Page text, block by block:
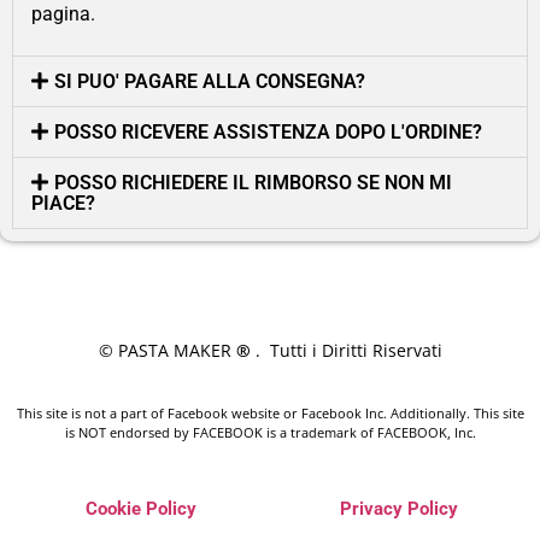
pagina.
SI PUO' PAGARE ALLA CONSEGNA?
POSSO RICEVERE ASSISTENZA DOPO L'ORDINE?
POSSO RICHIEDERE IL RIMBORSO SE NON MI
PIACE?
© PASTA MAKER ® . Tutti i Diritti Riservati
This site is not a part of Facebook website or Facebook Inc. Additionally. This site
is NOT endorsed by FACEBOOK is a trademark of FACEBOOK, Inc.
Cookie Policy Privacy Policy